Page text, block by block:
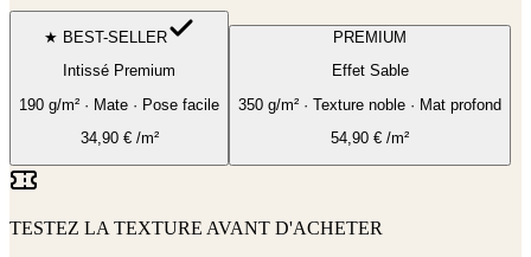
★ BEST-SELLER
Intissé Premium
190 g/m² · Mate · Pose facile
34,90€/m²
PREMIUM
Effet Sable
350 g/m² · Texture noble · Mat profond
54,90 € /m²
TESTEZ LA TEXTURE AVANT D'ACHETER